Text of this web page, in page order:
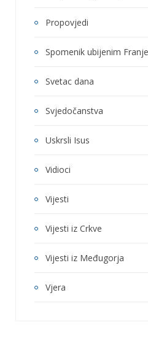
Propovjedi
Spomenik ubijenim
Svetac dana
Svjedočanstva
Uskrsli Isus
Vidioci
Vijesti
Vijesti iz Crkve
Vijesti iz Međugorja
Vjera